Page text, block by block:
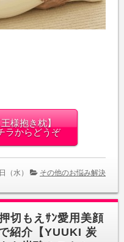
様抱き枕】
ラからどうぞ
（水） その他のお悩み解決
切もえｻﾝ愛用美顔
紹介【YUUKI 炭